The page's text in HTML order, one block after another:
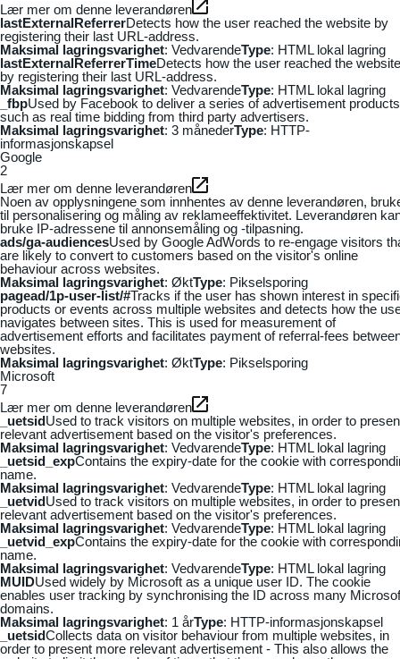
Lær mer om denne leverandøren
lastExternalReferrerDetects how the user reached the website by
registering their last URL-address.
Maksimal lagringsvarighet: VedvarendeType: HTML lokal lagring
lastExternalReferrerTimeDetects how the user reached the website
by registering their last URL-address.
Maksimal lagringsvarighet: VedvarendeType: HTML lokal lagring
_fbpUsed by Facebook to deliver a series of advertisement products
such as real time bidding from third party advertisers.
Maksimal lagringsvarighet: 3 månederType: HTTP-
informasjonskapsel
Google
2
Lær mer om denne leverandøren
Noen av opplysningene som innhentes av denne leverandøren,
til personalisering og måling av reklameeffektivitet. Leverandøren
bruke IP-adressene til annonsemåling og -tilpasning.
ads/ga-audiencesUsed by Google AdWords to re-engage visitors
are likely to convert to customers based on the visitor's online
behaviour across websites.
Maksimal lagringsvarighet: ØktType: Pikselsporing
pagead/1p-user-list/#Tracks if the user has shown interest in
products or events across multiple websites and detects how the
navigates between sites. This is used for measurement of
advertisement efforts and facilitates payment of referral-fees
websites.
Maksimal lagringsvarighet: ØktType: Pikselsporing
Microsoft
7
Lær mer om denne leverandøren
_uetsidUsed to track visitors on multiple websites, in order to
relevant advertisement based on the visitor's preferences.
Maksimal lagringsvarighet: VedvarendeType: HTML lokal lagring
_uetsid_expContains the expiry-date for the cookie with
name.
Maksimal lagringsvarighet: VedvarendeType: HTML lokal lagring
_uetvidUsed to track visitors on multiple websites, in order to
relevant advertisement based on the visitor's preferences.
Maksimal lagringsvarighet: VedvarendeType: HTML lokal lagring
_uetvid_expContains the expiry-date for the cookie with
name.
Maksimal lagringsvarighet: VedvarendeType: HTML lokal lagring
MUIDUsed widely by Microsoft as a unique user ID. The cookie
enables user tracking by synchronising the ID across many
domains.
Maksimal lagringsvarighet: 1 årType: HTTP-informasjonskapsel
_uetsidCollects data on visitor behaviour from multiple websites, in
order to present more relevant advertisement - This also allows the